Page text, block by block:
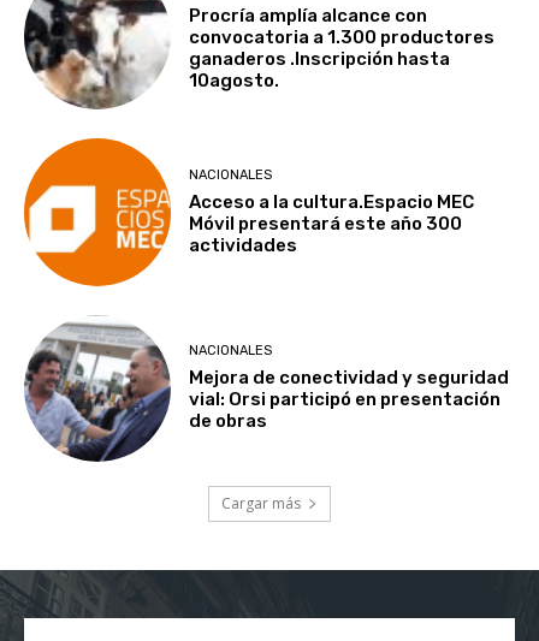
Procría amplía alcance con
convocatoria a 1.300 productores
ganaderos .Inscripción hasta
10agosto.
NACIONALES
Acceso a la cultura.Espacio MEC
Móvil presentará este año 300
actividades
NACIONALES
Mejora de conectividad y seguridad
vial: Orsi participó en presentación
de obras
Cargar más